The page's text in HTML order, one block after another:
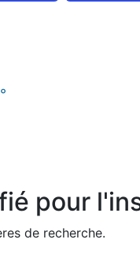
pour
de recherche.